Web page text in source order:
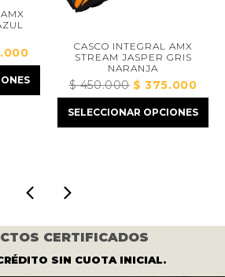
El
precio
actual
CASCO INTEGRAL AMX
STREAM JASPER GRIS
NARANJA
$450.000 El
precio
original
$ 375.000El
SELECCIONAR OPCIONES
CERTIFICADOS
SIN CUOTA INICIAL.